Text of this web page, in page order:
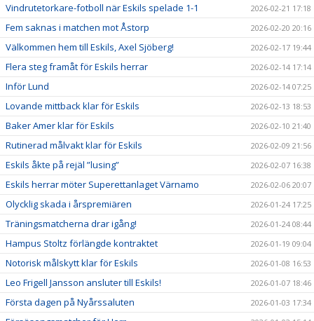
Vindrutetorkare-fotboll när Eskils spelade 1-1 2026-02-21 17:18
Fem saknas i matchen mot Åstorp 2026-02-20 20:16
Välkommen hem till Eskils, Axel Sjöberg! 2026-02-17 19:44
Flera steg framåt för Eskils herrar 2026-02-14 17:14
Inför Lund 2026-02-14 07:25
Lovande mittback klar för Eskils 2026-02-13 18:53
Baker Amer klar för Eskils 2026-02-10 21:40
Rutinerad målvakt klar för Eskils 2026-02-09 21:56
Eskils åkte på rejäl ”lusing” 2026-02-07 16:38
Eskils herrar möter Superettanlaget Värnamo 2026-02-06 20:07
Olycklig skada i årspremiären 2026-01-24 17:25
Träningsmatcherna drar igång! 2026-01-24 08:44
Hampus Stoltz förlängde kontraktet 2026-01-19 09:04
Notorisk målskytt klar för Eskils 2026-01-08 16:53
Leo Frigell Jansson ansluter till Eskils! 2026-01-07 18:46
Första dagen på Nyårssaluten 2026-01-03 17:34